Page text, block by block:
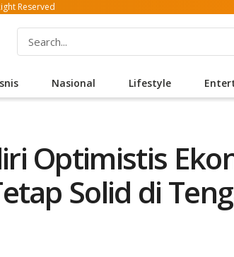
Reserved
Nasional Lifestyle
Optimistis
Solid di